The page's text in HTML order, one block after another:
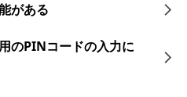
がある
のPINコードの入力に